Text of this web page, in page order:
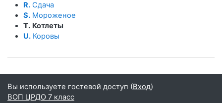
R. Сдача
S. Мороженое
T. Котлеты
U. Коровы
Вы используете гостевой доступ (Вход)
ВОП ЦРДО 7 класс